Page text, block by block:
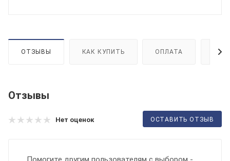
ОТЗЫВЫ КАК КУПИТЬ ОПЛАТА
Отзывы
Нет оценок ОСТАВИТЬ ОТЗЫВ